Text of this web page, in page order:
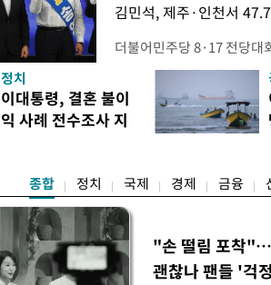
김민석, 제주·인천서
더불어민주당 8·17 전당대
보가 8일 제주·인천 지역
다. 앞서 정청래 후보 우세
·울산·경남 경선에서 1승
제주·인천 경선에서 이기
정치
이대통령, 결혼 불이
익 사례 전수조사 지
종합 정치 국제 경제 금융
"손 떨림 포착
괜찮나 팬들 '걱